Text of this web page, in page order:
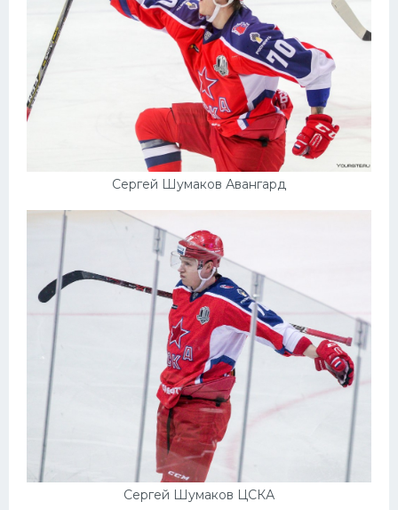
Сергей Шумаков Авангард
Сергей Шумаков ЦСКА